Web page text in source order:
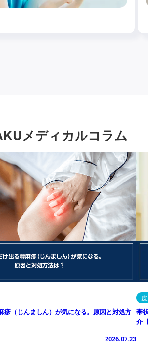
メディカルコラム
疹（じんましん）が気になる。原因と対処方
2026.07.23
帯
介